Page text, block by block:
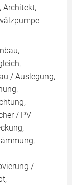
Architekt,
/ Auslegung,
/ PV
/